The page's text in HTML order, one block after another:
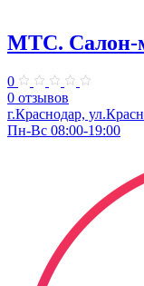
МТС. Салон-
0
0 отзывов
г.Краснодар,
Пн-Вс 08:00-19:00